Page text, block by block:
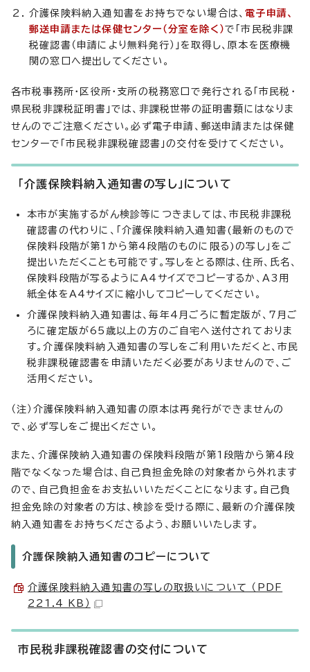
介護保険料納入通知書をお持ちでない場合は、電子申請、
郵送申請または保健センター（分室を除く）で「市民税非課
税確認書（申請により無料発行）」を取得し、原本を医療機
関の窓口へ提出してください。
各市税事務所・区役所・支所の税務窓口で発行される「市民税・
県民税非課税証明書」では、非課税世帯の証明書類にはなりま
せんのでご注意ください。必ず電子申請、郵送申請または保健
センターで「市民税非課税確認書」の交付を受けてください。
「介護保険料納入通知書の写し」について
本市が実施するがん検診等につきましては、市民税非課税
確認書の代わりに、「介護保険料納入通知書(最新のもので
保険料段階が第1から第4段階のものに限る)の写し」をご
提出いただくことも可能です。写しをとる際は、住所、氏名、
保険料段階が写るようにA4サイズでコピーするか、A3用
紙全体をA4サイズに縮小してコピーしてください。
介護保険料納入通知書は、毎年4月ごろに暫定版が、7月ご
ろに確定版が65歳以上の方のご自宅へ送付されておりま
す。介護保険料納入通知書の写しをご利用いただくと、市民
税非課税確認書を申請いただく必要がありませんので、ご
活用ください。
（注）介護保険料納入通知書の原本は再発行ができませんの
で、必ず写しをご提出ください。
また、介護保険納入通知書の保険料段階が第1段階から第4段
階でなくなった場合は、自己負担金免除の対象者から外れます
ので、自己負担金をお支払いいただくことになります。自己負
担金免除の対象者の方は、検診を受ける際に、最新の介護保険
納入通知書をお持ちくださるよう、お願いいたします。
介護保険納入通知書のコピーについて
介護保険料納入通知書の写しの取扱いについて （PDF
221.4 KB）
市民税非課税確認書の交付について